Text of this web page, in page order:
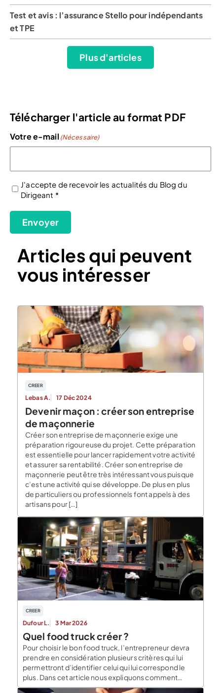
Test et avis : l’assurance Stello pour indépendants
et TPE
Plus d'articles
Télécharger l'article au format PDF
Votre e-mail (Nécessaire)
(Nécessaire)
J'accepte de recevoir les actualités du Blog du
Dirigeant *
Envoyer
Articles qui peuvent
vous intéresser
CREER
Lebas A. 17 Déc 2024
Devenir maçon : créer son entreprise
de maçonnerie
Créer son entreprise de maçonnerie exige une
préparation rigoureuse du projet. Cette préparation
est essentielle pour lancer rapidement votre activité
et assurer sa rentabilité. Créer son entreprise de
maçonnerie peut être très intéressant vous puisque
c’est une activité qui se développe. De plus en plus
de particuliers ou professionnels font appels à des
artisans pour […]
CREER
Dufour L. 3 Mar 2026
Quel food truck créer ?
Pour choisir le bon food truck, l’entrepreneur devra
prendre en considération plusieurs critères qui lui
permettront d’identifier celui qui lui correspond le
plus. Dans cet article nous expliquons comment
choisir la bonne idée de food truck et faisons le point